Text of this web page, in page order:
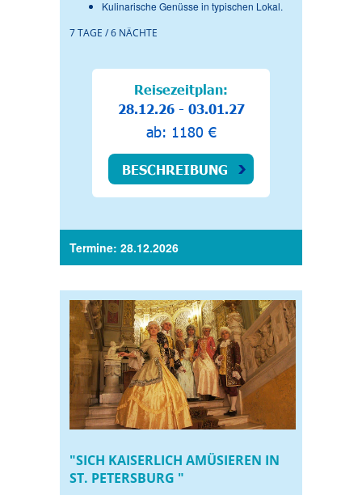
Kulinarische Genüsse in typischen Lokal.
7 TAGE / 6 NÄCHTE
Reisezeitplan:
28.12.26 - 03.01.27
ab: 1180 €
BESCHREIBUNG
Termine: 28.12.2026
"SICH KAISERLICH AMÜSIEREN IN
ST. PETERSBURG "